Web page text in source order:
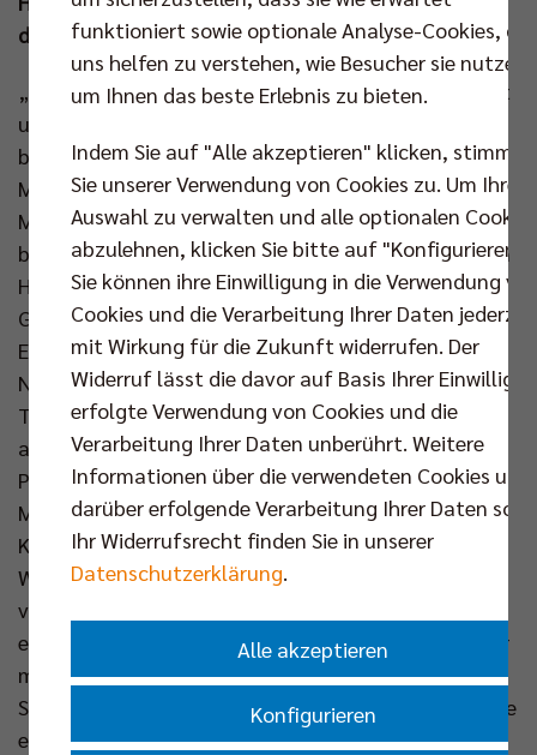
der Saison“.
„Wir sind vor ein paar Wochen nach München gereist
und haben Herrsching 3:0 besiegt. Aber jetzt
begegnen wir einer anderen Version dieser
Mannschaft“, stellt der Cheftrainer des Deutschen
Meisters direkt in seinem Eingangsstatement klar,
bevor Joel Banks auf die Bedeutung des kommenden
Heimspiels eingeht: „Es ist ein Do-or-die-Match, der
Gewinner bekommt alles, der Verlierer nichts.“ Die
Erklärung ist so einfach wie logisch, denn bei einer
Niederlage enden alle Pokalambitionen sofort. Als
Titelverteidiger träumen die BR Volleys – wie alle
anderen 15 Achtelfinalisten – von einer langen
Pokalreise, die bis zum großen Endspiel in der
Mannheimer SAP Arena andauern soll. Beiden
Kontrahenten, welche die eigentlich für das
Wochenende angesetzte Pokalrunde mit dem
vorgezogenen Spiel in der Max-Schmeling-Halle
eröffnen, gelang dies in der vergangenen Saison. Vor
mehr als 10.000 Zuschauern setzten sich Ruben
Schott & Co mit 3:0 gegen die Herrschinger durch. Die
einzige Niederlage, die der Rekordmeister bisher
funktioniert sowie optionale Analyse-Cookies, die
uns helfen zu verstehen, wie Besucher sie nutzen,
um Ihnen das beste Erlebnis zu bieten.
Indem Sie auf "Alle akzeptieren" klicken, stimmen
Sie unserer Verwendung von Cookies zu. Um Ihre
Auswahl zu verwalten und alle optionalen Cookies
abzulehnen, klicken Sie bitte auf "Konfigurieren".
Sie können ihre Einwilligung in die Verwendung
Cookies und die Verarbeitung Ihrer Daten
mit Wirkung für die Zukunft widerrufen. Der
Widerruf lässt die davor auf Basis Ihrer
erfolgte Verwendung von Cookies und die
Verarbeitung Ihrer Daten unberührt. Weitere
Informationen über die verwendeten Cookies und
darüber erfolgende Verarbeitung Ihrer Daten
Ihr Widerrufsrecht finden Sie in unserer
Datenschutzerklärung.
Alle akzeptieren
Konfigurieren